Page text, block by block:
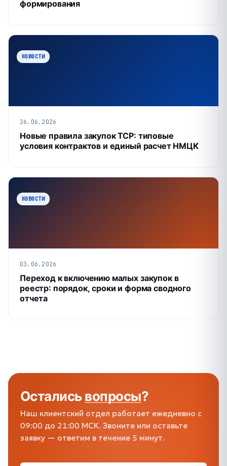
формирования
НОВОСТИ
26.06.2026
Новые правила закупок ТСР: типовые
условия контрактов и единый расчет НМЦК
НОВОСТИ
03.06.2026
Переход к включению малых закупок в
реестр: порядок, сроки и форма сводного
отчета
Осталисьвопросы?
Наш клиентский отдел работает ежедневно с
09:00 до 21:00 МСК. Звоните или оставьте
заявку — ответим в течение 5 минут.